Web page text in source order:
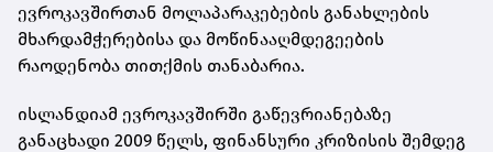
ევროკავშირთან მოლაპარაკებების განახლების
მხარდამჭერებისა და მოწინააღმდეგეების
რაოდენობა თითქმის თანაბარია.
ისლანდიამ ევროკავშირში გაწევრიანებაზე
განაცხადი 2009 წელს, ფინანსური კრიზისის შემდეგ